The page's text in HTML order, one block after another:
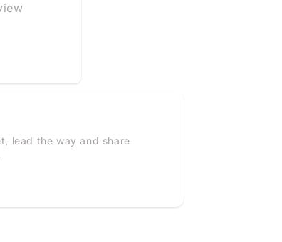
lead the way and share